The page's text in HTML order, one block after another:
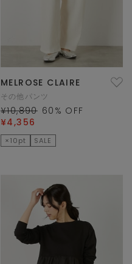
MELROSE CLAIRE
その他パンツ
¥10,890 60 % OFF
¥4,356
×10pt SALE